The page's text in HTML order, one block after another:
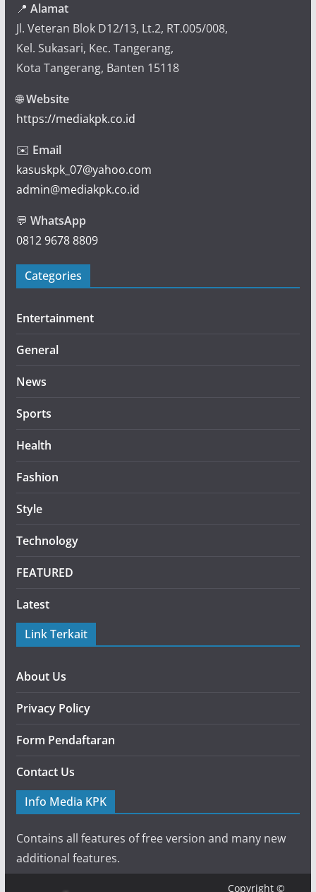
📍 Alamat
Jl. Veteran Blok D12/13, Lt.2, RT.005/008,
Kel. Sukasari, Kec. Tangerang,
Kota Tangerang, Banten 15118
🌐Website
https://mediakpk.co.id
✉️ Email
kasuskpk_07@yahoo.com
admin@mediakpk.co.id
💬 WhatsApp
0812 9678 8809
Categories
Entertainment
General
News
Sports
Health
Fashion
Style
Technology
FEATURED
Latest
Link Terkait
About Us
Privacy Policy
Form Pendaftaran
Contact Us
Info Media KPK
Contains all features of free version and many new
additional features.
Copyright ©